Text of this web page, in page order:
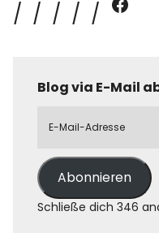
Blog via E-Mail
Abonnieren
Schließe dich 346